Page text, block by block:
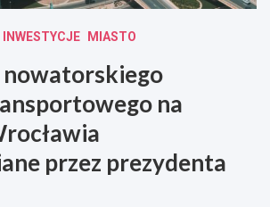
INWESTYCJE MIASTO
na
przez prezydenta